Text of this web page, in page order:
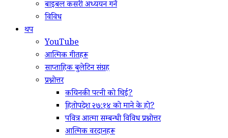
बाइबल कसरी अध्ययन गर्ने
विविध
थप
YouTube
आत्मिक गीतहरू
साप्ताहिक बुलेटिन संग्रह
प्रश्नोत्तर
कयिनकी पत्नी को थिई?
हितोपदेश २७:१४ को माने के हो?
पवित्र आत्मा सम्बन्धी विविध प्रश्नोत्तर
आत्मिक वरदानहरू